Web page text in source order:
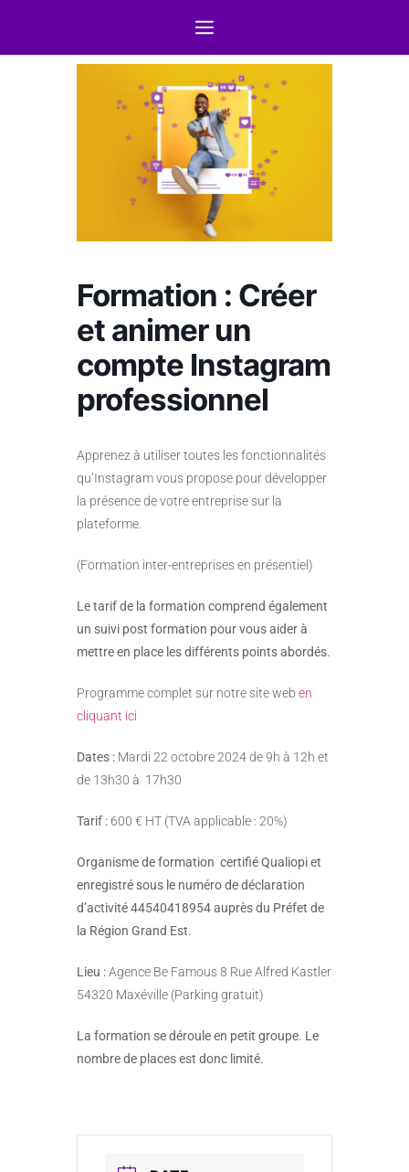
Formation : Créer
et animer un
compte Instagram
professionnel
Apprenez à utiliser toutes les fonctionnalités
qu’Instagram vous propose pour développer
la présence de votre entreprise sur la
plateforme.
(Formation inter-entreprises en présentiel)
Le tarif de la formation comprend également
un suivi post formation pour vous aider à
mettre en place les différents points abordés.
Programme complet sur notre site web en
cliquant ici
Dates : Mardi 22 octobre 2024 de 9h à 12h et
de 13h30 à 17h30
Tarif : 600 € HT (TVA applicable : 20%)
Organisme de formation certifié Qualiopi et
enregistré sous le numéro de déclaration
d’activité 44540418954 auprès du Préfet de
la Région Grand Est.
Lieu :Agence Be Famous 8 Rue Alfred Kastler
54320 Maxéville (Parking gratuit)
La formation se déroule en petit groupe. Le
nombre de places est donc limité.